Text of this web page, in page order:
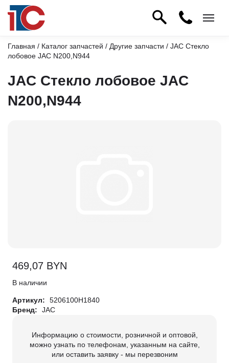
Главная / Каталог запчастей / Другие запчасти / JAC Стекло
лобовое JAC N200,N944
JAC Стекло лобовое JAC
N200,N944
469,07 BYN
В наличии
Артикул:
5206100H1840
Бренд:
JAC
Информацию о стоимости, розничной и оптовой,
можно узнать по телефонам, указанным на сайте,
или оставить заявку - мы перезвоним